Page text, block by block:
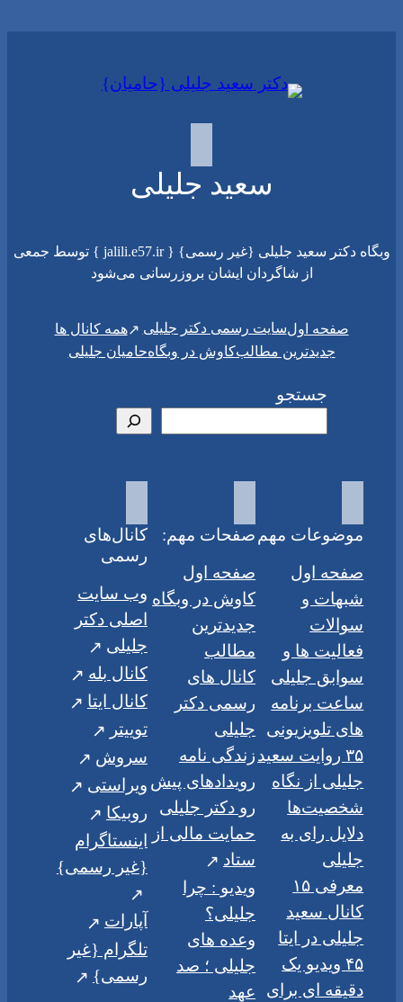
سعید جلیلی
وبگاه دکتر سعید جلیلی {غیر رسمی} { jalili.e57.ir } توسط جمعی
از شاگردان ایشان بروزرسانی می‌شود
صفحه اولسایت رسمی دکتر جلیلی
همه کانال ها
جدیدترین مطالبکاوش در وبگاهحامیان جلیلی
جستجو
موضوعات مهم
صفحه اول
شبهات و
سوالات
فعالیت ها و
سوابق جلیلی
ساعت برنامه
های تلویزیونی
۳۵ روایت سعید
جلیلی از نگاه
شخصیت‌ها
دلایل رای به
جلیلی
معرفی ۱۵
کانال سعید
جلیلی در ایتا
۴۵ ویدیو یک
دقیقه ای برای
صفحات مهم:
صفحه اول
کاوش در وبگاه
جدیدترین
مطالب
کانال های
رسمی دکتر
جلیلی
زندگی نامه
رویدادهای پیش
رو دکتر جلیلی
حمایت مالی از
ستاد
ویدیو : چرا
جلیلی؟
وعده های
جلیلی ؛ صد
عهد
کانال‌های
رسمی
وب سایت
اصلی دکتر
جلیلی
کانال بله
کانال ایتا
توییتر
سروش
ویراستی
روبیکا
اینستاگرام
{غیر رسمی}
آپارات
تلگرام {غیر
رسمی}